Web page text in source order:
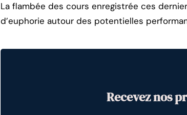
La flambée des cours enregistrée ces
d’euphorie autour des potentielles
Recevez nos